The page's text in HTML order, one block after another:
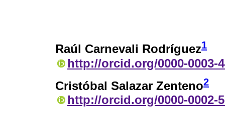
Raúl Carnevali Rodríguez1
http://orcid.org/0000-0003-
Cristóbal Salazar Zenteno2
http://orcid.org/0000-0002-